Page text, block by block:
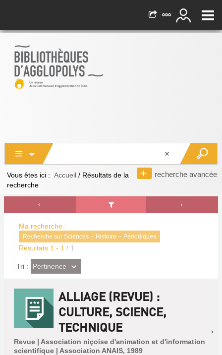
recherche avancée
Vous êtes ici : Accueil / Résultats de la
recherche
Ma recherche :
Recherche sur Sciences -- Histoire -- Périodiques
Résultats 1 - 1 / 1
Tri : (Effet
imédiat)
Pertinence
ALLIAGE (REVUE) :
CULTURE, SCIENCE,
TECHNIQUE
Revue | Association niçoise d'animation et d'information
scientifique | Association ANAIS, 1989